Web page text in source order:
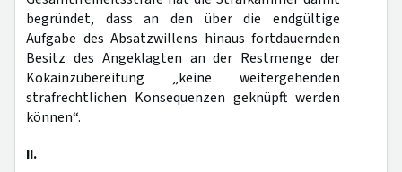
begründet, dass an den über die endgültige
Aufgabe des Absatzwillens hinaus fortdauernden
Besitz des Angeklagten an der Restmenge der
Kokainzubereitung „keine weitergehenden
strafrechtlichen Konsequenzen geknüpft werden
können“.
II.